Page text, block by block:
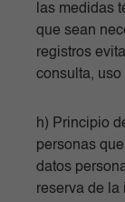
las medidas
que sean
registros
consulta, uso
h) Principio
personas
datos
reserva de la